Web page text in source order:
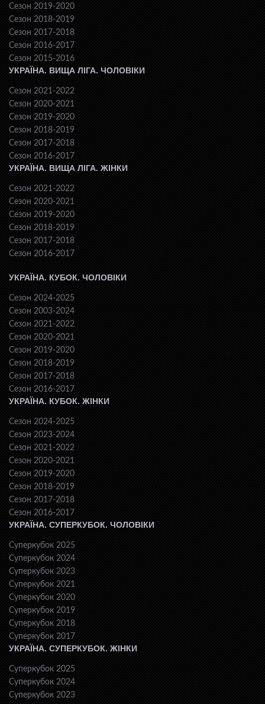
Сезон 2019-2020
Сезон 2018-2019
Сезон 2017-2018
Сезон 2016-2017
Сезон 2015-2016
УКРАЇНА. ВИЩА ЛІГА. ЧОЛОВІКИ
Сезон 2021-2022
Сезон 2020-2021
Сезон 2019-2020
Сезон 2018-2019
Сезон 2017-2018
Сезон 2016-2017
УКРАЇНА. ВИЩА ЛІГА. ЖІНКИ
Сезон 2021-2022
Сезон 2020-2021
Сезон 2019-2020
Сезон 2018-2019
Сезон 2017-2018
Сезон 2016-2017
УКРАЇНА. КУБОК. ЧОЛОВІКИ
Сезон 2024-2025
Сезон 2003-2024
Сезон 2021-2022
Сезон 2020-2021
Сезон 2019-2020
Сезон 2018-2019
Сезон 2017-2018
Сезон 2016-2017
УКРАЇНА. КУБОК. ЖІНКИ
Сезон 2024-2025
Сезон 2023-2024
Сезон 2021-2022
Сезон 2020-2021
Сезон 2019-2020
Сезон 2018-2019
Сезон 2017-2018
Сезон 2016-2017
УКРАЇНА. СУПЕРКУБОК. ЧОЛОВІКИ
Суперкубок 2025
Суперкубок 2024
Суперкубок 2023
Суперкубок 2021
Суперкубок 2020
Суперкубок 2019
Суперкубок 2018
Суперкубок 2017
УКРАЇНА. СУПЕРКУБОК. ЖІНКИ
Суперкубок 2025
Суперкубок 2024
Суперкубок 2023